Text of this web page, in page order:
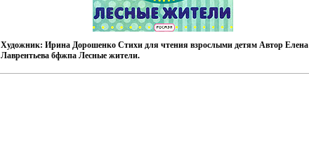
Художник: Ирина Дорошенко Стихи для чтения взрослыми детям Автор Елена
Лаврентьева бфжпа Лесные жители.